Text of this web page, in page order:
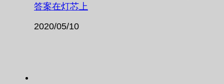
答案在灯芯上
2020/05/10